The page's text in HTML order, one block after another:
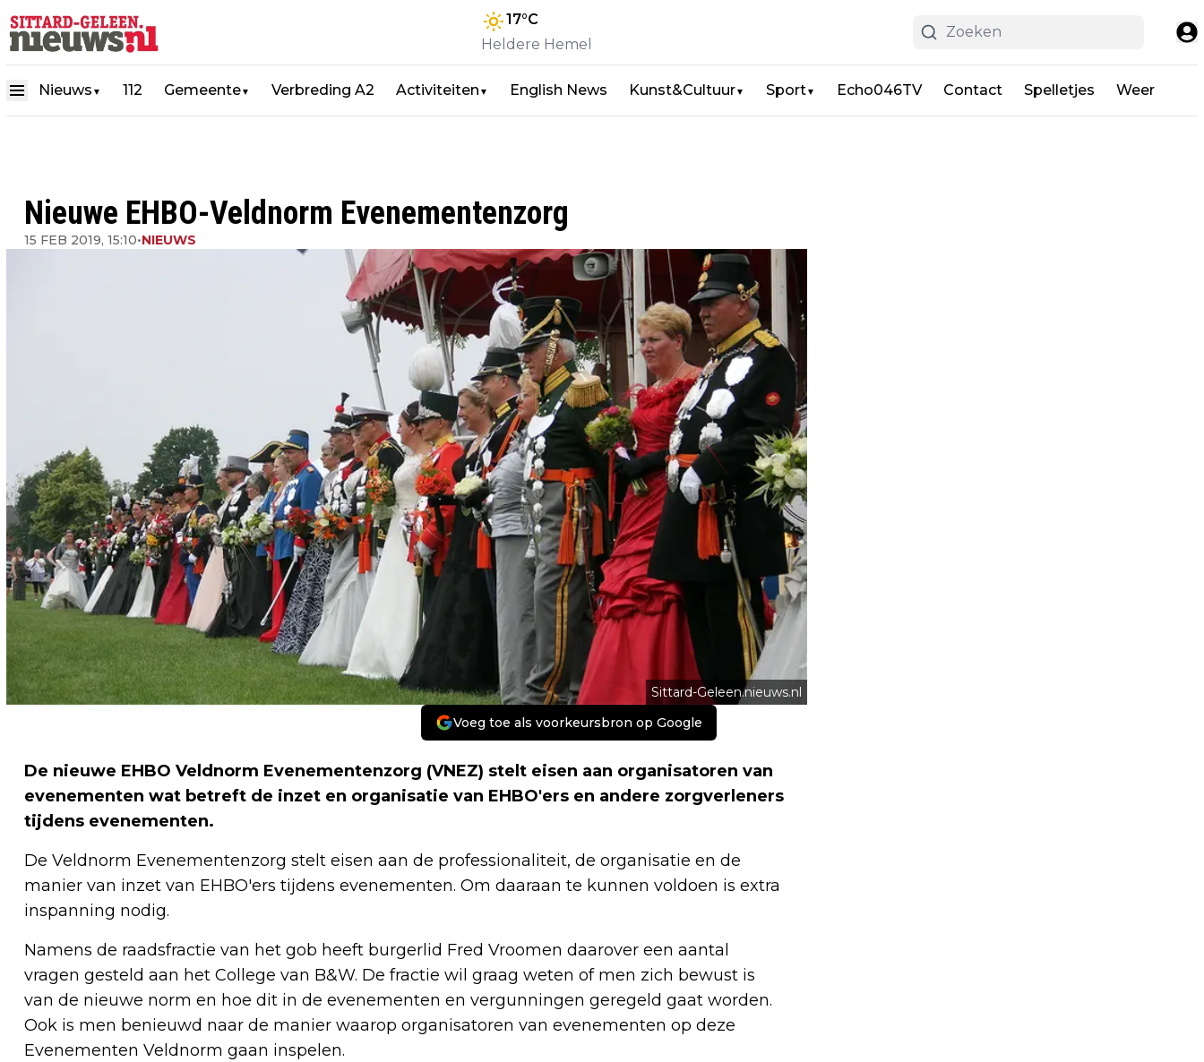
17°C
Heldere Hemel
Nieuws ▼ 112 Gemeente▼ Verbreding A2 Activiteiten ▼ English News Kunst&Cultuur▼ Sport▼ Echo046TV Contact Spelletjes Weer
Nieuwe EHBO-Veldnorm Evenementenzorg
15 FEB 2019, 15:10•NIEUWS
Sittard-Geleen.nieuws.nl
Voeg toe als voorkeursbron op Google
De nieuwe EHBO Veldnorm Evenementenzorg (VNEZ) stelt eisen aan organisatoren van
evenementen wat betreft de inzet en organisatie van EHBO'ers en andere zorgverleners
tijdens evenementen.
De Veldnorm Evenementenzorg stelt eisen aan de professionaliteit, de organisatie en de
manier van inzet van EHBO'ers tijdens evenementen. Om daaraan te kunnen voldoen is extra
inspanning nodig.
Namens de raadsfractie van het gob heeft burgerlid Fred Vroomen daarover een aantal
vragen gesteld aan het College van B&W. De fractie wil graag weten of men zich bewust is
van de nieuwe norm en hoe dit in de evenementen en vergunningen geregeld gaat worden.
Ook is men benieuwd naar de manier waarop organisatoren van evenementen op deze
Evenementen Veldnorm gaan inspelen.